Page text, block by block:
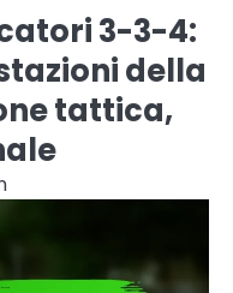
3-3-4:
della
tattica,